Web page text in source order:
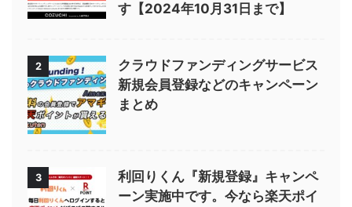
す【2024年10月31日まで】
2
クラウドファンディングサービス
新規会員登録などのキャンペーン
まとめ
3
利回りくん『新規登録』キャンペ
ーン実施中です。今なら楽天ポイ